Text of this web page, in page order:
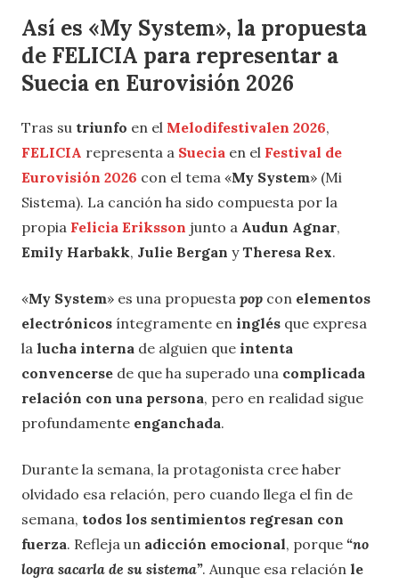
Así es «My System», la propuesta
de FELICIA para representar a
Suecia en Eurovisión 2026
Tras su triunfo en el Melodifestivalen 2026,
FELICIA representa a Suecia en el Festival de
Eurovisión 2026 con el tema «My System» (Mi
Sistema). La canción ha sido compuesta por la
propia Felicia Eriksson junto a Audun Agnar,
Emily Harbakk, Julie Bergan y Theresa Rex.
«My System» es una propuesta pop con elementos
electrónicos íntegramente en inglés que expresa
la lucha interna de alguien que intenta
convencerse de que ha superado una complicada
relación con una persona, pero en realidad sigue
profundamente enganchada.
Durante la semana, la protagonista cree haber
olvidado esa relación, pero cuando llega el fin de
semana, todos los sentimientos regresan con
fuerza. Refleja un adicción emocional, porque “no
logra sacarla de su sistema”. Aunque esa relación le